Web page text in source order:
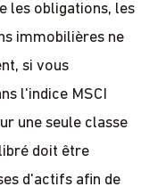
les obligations, les
immobilières ne
si vous
l'indice MSCI
une seule classe
doit être
d'actifs afin de